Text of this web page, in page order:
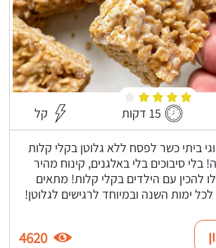
15 דקות קל
ביתי כשר לפסח ללא גלוטן בקלי קלות
בלי סיבוכים בלי באלגנים, קינוח מהיר
להכין עם הילדים בקלי קלות! מתאים
ימות השנה ובמיוחד לרגישים לגלוטן!
4620